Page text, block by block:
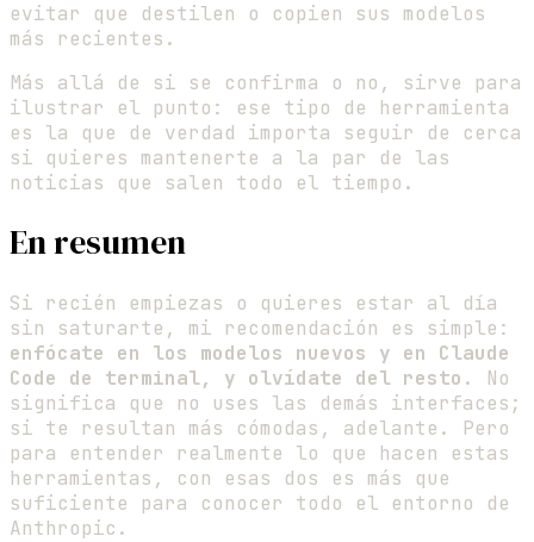
evitar que destilen o copien sus modelos
más recientes.
Más allá de si se confirma o no, sirve para
ilustrar el punto: ese tipo de herramienta
es la que de verdad importa seguir de cerca
si quieres mantenerte a la par de las
noticias que salen todo el tiempo.
En resumen
Si recién empiezas o quieres estar al día
sin saturarte, mi recomendación es simple:
enfócate en los modelos nuevos y en Claude
Code de terminal, y olvídate del resto . No
significa que no uses las demás interfaces;
si te resultan más cómodas, adelante. Pero
para entender realmente lo que hacen estas
herramientas, con esas dos es más que
suficiente para conocer todo el entorno de
Anthropic.